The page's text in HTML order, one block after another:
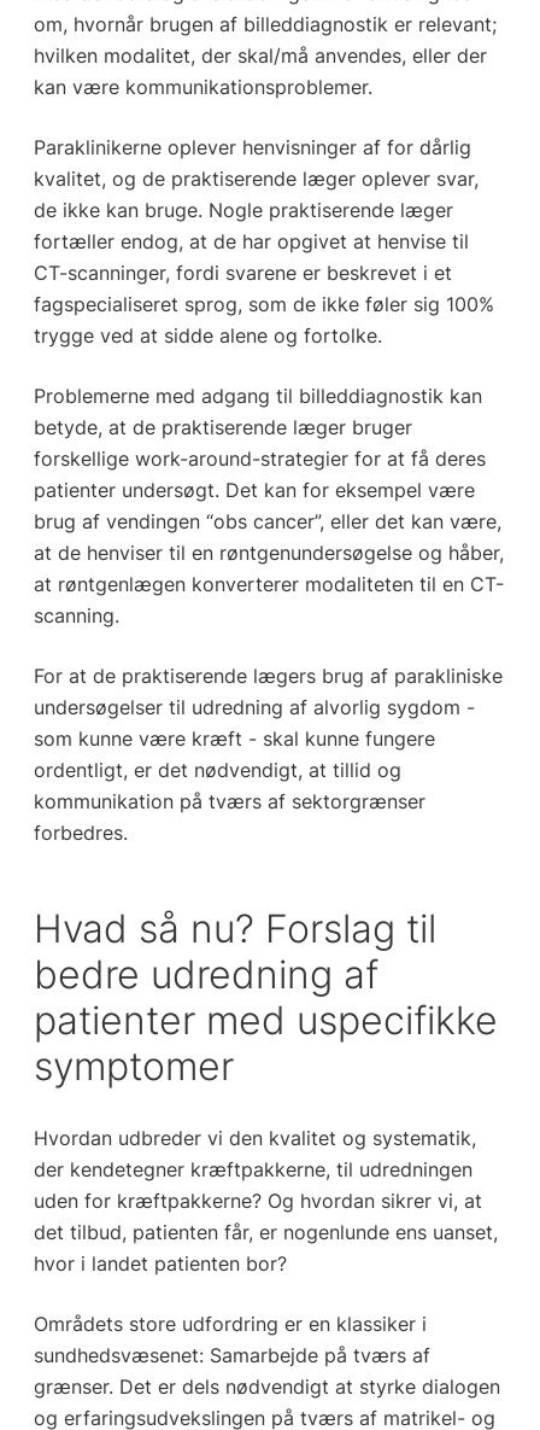
om, hvornår brugen af billeddiagnostik er relevant;
hvilken modalitet, der skal/må anvendes, eller der
kan være kommunikationsproblemer.
Paraklinikerne oplever henvisninger af for dårlig
kvalitet, og de praktiserende læger oplever svar,
de ikke kan bruge. Nogle praktiserende læger
fortæller endog, at de har opgivet at henvise til
CT-scanninger, fordi svarene er beskrevet i et
fagspecialiseret sprog, som de ikke føler sig 100%
trygge ved at sidde alene og fortolke.
Problemerne med adgang til billeddiagnostik kan
betyde, at de praktiserende læger bruger
forskellige work-around-strategier for at få deres
patienter undersøgt. Det kan for eksempel være
brug af vendingen “obs cancer”, eller det kan være,
at de henviser til en røntgenundersøgelse og håber,
at røntgenlægen konverterer modaliteten til en CT-
scanning.
For at de praktiserende lægers brug af parakliniske
undersøgelser til udredning af alvorlig sygdom -
som kunne være kræft - skal kunne fungere
ordentligt, er det nødvendigt, at tillid og
kommunikation på tværs af sektorgrænser
forbedres.
Hvad så nu? Forslag til
bedre udredning af
patienter med uspecifikke
symptomer
Hvordan udbreder vi den kvalitet og systematik,
der kendetegner kræftpakkerne, til udredningen
uden for kræftpakkerne? Og hvordan sikrer vi, at
det tilbud, patienten får, er nogenlunde ens uanset,
hvor i landet patienten bor?
Områdets store udfordring er en klassiker i
sundhedsvæsenet: Samarbejde på tværs af
grænser. Det er dels nødvendigt at styrke dialogen
og erfaringsudvekslingen på tværs af matrikel- og